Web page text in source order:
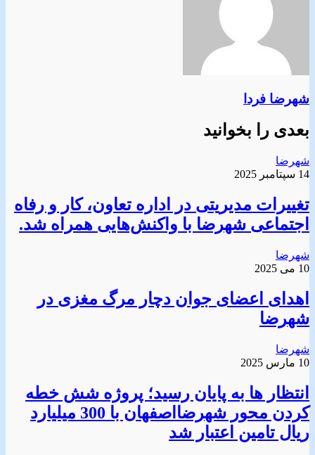
شهرضا فردا
بعدی را بخوانید
شهرضا
14 سپتامبر 2025
تغییرات مدیریتی در اداره تعاون، کار و رفاه
اجتماعی شهرضا با واکنش‌هایی همراه شد.
شهرضا
10 می 2025
اهدای اعضای جوان دچار مرگ مغزی در
شهرضا
شهرضا
10 مارس 2025
انتظار ها به پایان رسید؛ پروژه شش خطه
کردن محور شهرضااصفهان با 300 میلیارد
ریال تامین اعتبار شد